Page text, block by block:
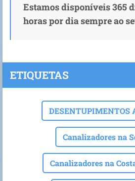
Estamos disponíveis 365
horas por dia sempre ao
ETIQUETAS
DESENTUPIMENTOS
Canalizadores na
Canalizadores na